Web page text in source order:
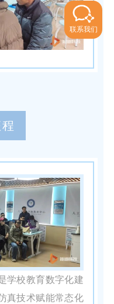
学校教育数字化建
真技术赋能常态化
联系我们